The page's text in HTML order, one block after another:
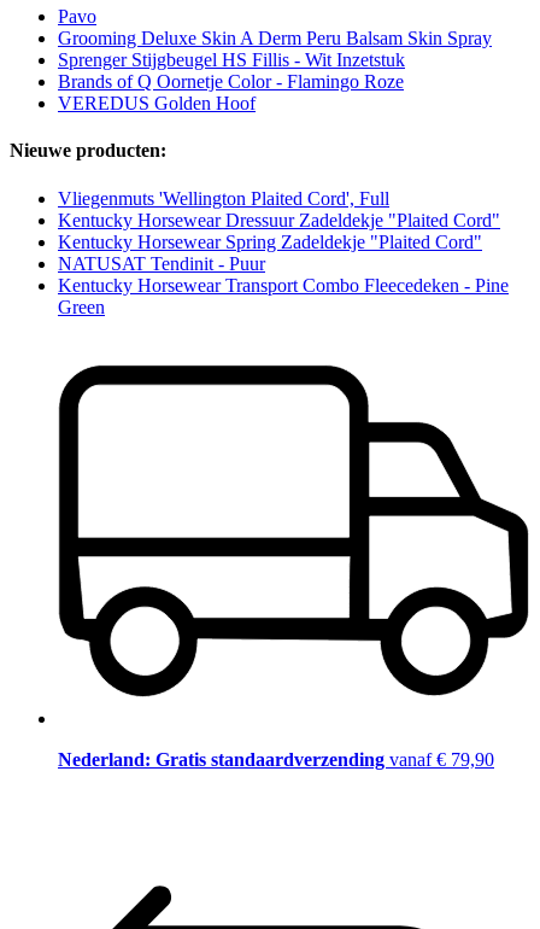
Pavo
Grooming Deluxe Skin A Derm Peru Balsam Skin Spray
Sprenger Stijgbeugel HS Fillis - Wit Inzetstuk
Brands of Q Oornetje Color - Flamingo Roze
VEREDUS Golden Hoof
Nieuwe producten:
Vliegenmuts 'Wellington Plaited Cord', Full
Kentucky Horsewear Dressuur Zadeldekje "Plaited Cord"
Kentucky Horsewear Spring Zadeldekje "Plaited Cord"
NATUSAT Tendinit - Puur
Kentucky Horsewear Transport Combo Fleecedeken - Pine
Green
Nederland: Gratis standaardverzending vanaf € 79,90